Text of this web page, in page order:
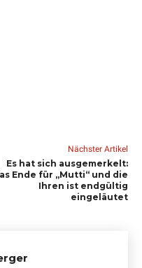
Nächster Artikel
Es hat sich ausgemerkelt:
Ende für „Mutti“ und die
Ihren ist endgültig
eingeläutet